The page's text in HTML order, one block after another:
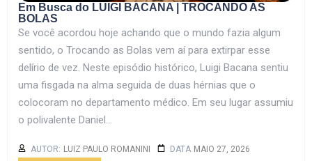
Em Busca do LUIGI BACANA | TROCANDO AS
BOLAS
Se você acordou hoje achando que o mundo fazia algum
sentido, o Trocando as Bolas vem aí para extirpar esse
delírio de vez. Neste episódio histórico, Luigi Bacana sentiu
uma fisgada na alma seguida de duas hérnias que o
colocoram no departamento médico. Em seu lugar assumiu
o polivalente Daniel...
AUTOR: LUIZ PAULO ROMANINI DATA MAIO 27, 2026